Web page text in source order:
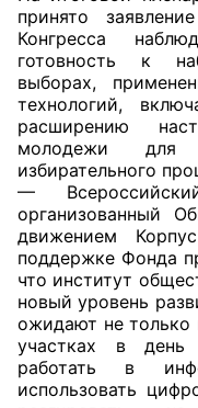
Документы ОП КО
Регламент ОП
Кодекс этики
Положения
Соглашения
Рекомендации
Порядок
Аппарат ОП КО
принято
Конгресса
готовность к
выборах,
технологий,
расширению
молодежи для
избирательного
—
организованный
движением
поддержке Фонда
что институт
новый уровень
ожидают не только
участках в
работать в
использовать